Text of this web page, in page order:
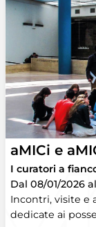
aMICi e
I curatori a
Dal 08/01/2026
Incontri, visite e
dedicate ai